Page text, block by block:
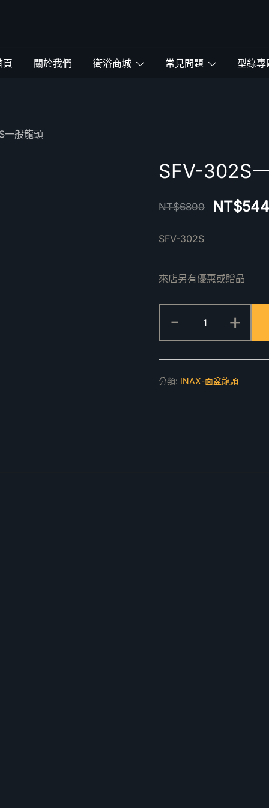
頁 關於我們 衛浴商城 常見問題 型錄專
般龍頭
SFV-302S
NT$6800 NT$
SFV-302S
來店另有優惠或贈品
-
302S
一
般
龍
+
分類: INAX-面盆龍頭